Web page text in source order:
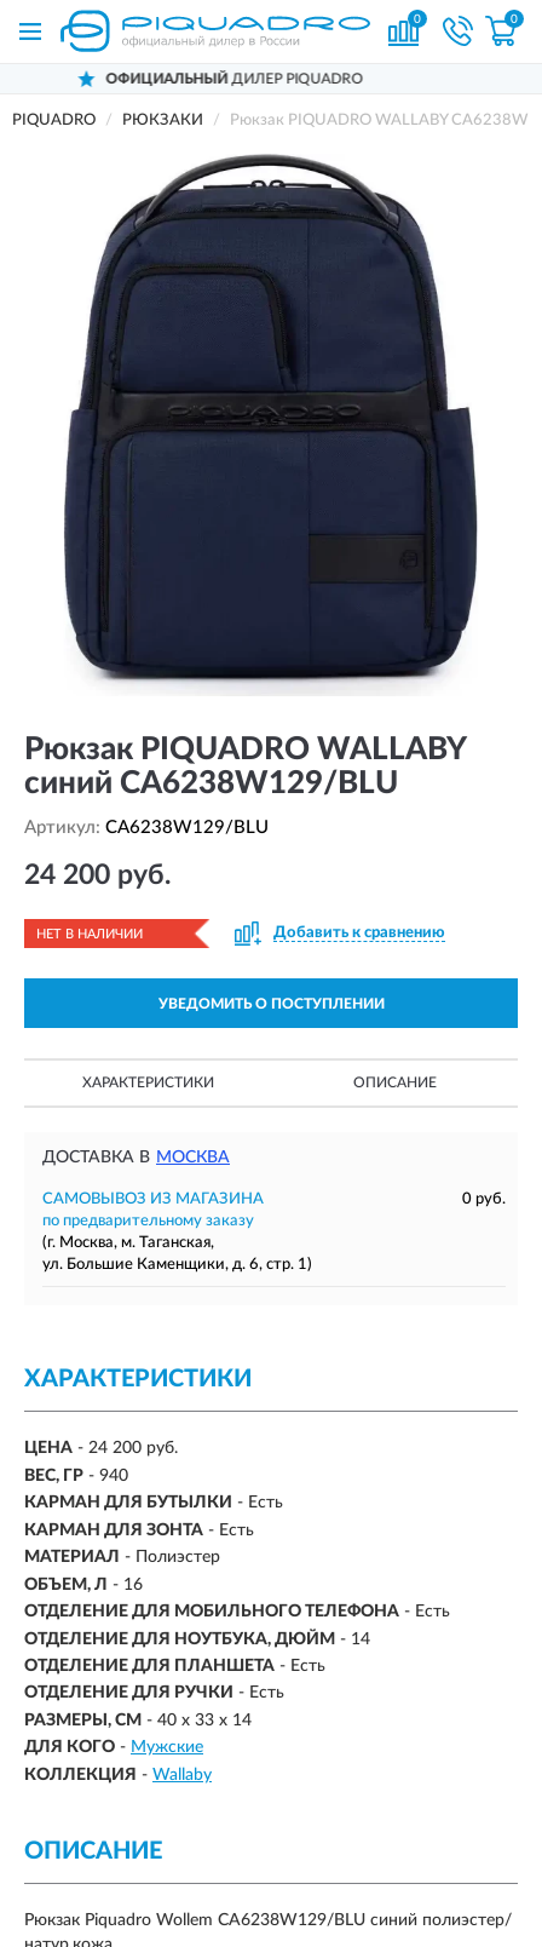
0 0
ДИЛЕР PIQUADRO
PIQUADRO РЮКЗАКИ Рюкзак PIQUADRO WALLABY
Рюкзак PIQUADRO WALLABY
синий CA6238W129/BLU
Артикул: CA6238W129/BLU
24 200 руб.
НЕТ В НАЛИЧИИ Добавить к сравнению
УВЕДОМИТЬ О ПОСТУПЛЕНИИ
ХАРАКТЕРИСТИКИ ОПИСАНИЕ
ДОСТАВКА В МОСКВА
САМОВЫВОЗ ИЗ МАГАЗИНА
0 руб.
по предварительному заказу
(г. Москва, м. Таганская,
ул. Большие Каменщики, д. 6, стр. 1)
ХАРАКТЕРИСТИКИ
ЦЕНА - 24 200 руб.
ВЕС, ГР - 940
КАРМАН ДЛЯ БУТЫЛКИ - Есть
КАРМАН ДЛЯ ЗОНТА - Есть
МАТЕРИАЛ -
Полиэстер
ОБЪЕМ, Л - 16
ОТДЕЛЕНИЕ ДЛЯ МОБИЛЬНОГО ТЕЛЕФОНА - Есть
ОТДЕЛЕНИЕ ДЛЯ НОУТБУКА, ДЮЙМ - 14
ОТДЕЛЕНИЕ ДЛЯ ПЛАНШЕТА - Есть
ОТДЕЛЕНИЕ ДЛЯ РУЧКИ - Есть
РАЗМЕРЫ, СМ - 40 x 33 x 14
ДЛЯ КОГО - Мужские
КОЛЛЕКЦИЯ - Wallaby
ОПИСАНИЕ
Рюкзак Piquadro Wollem CA6238W129/BLU синий полиэстер/